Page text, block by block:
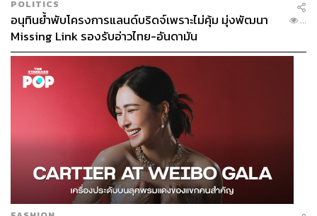
POLITICS
อนุทินย้ำพับโครงการแลนด์บริดจ์เพราะไม่คุ้ม มุ่งพัฒนา
Missing Link รองรับอ่าวไทย-อันดามัน
...